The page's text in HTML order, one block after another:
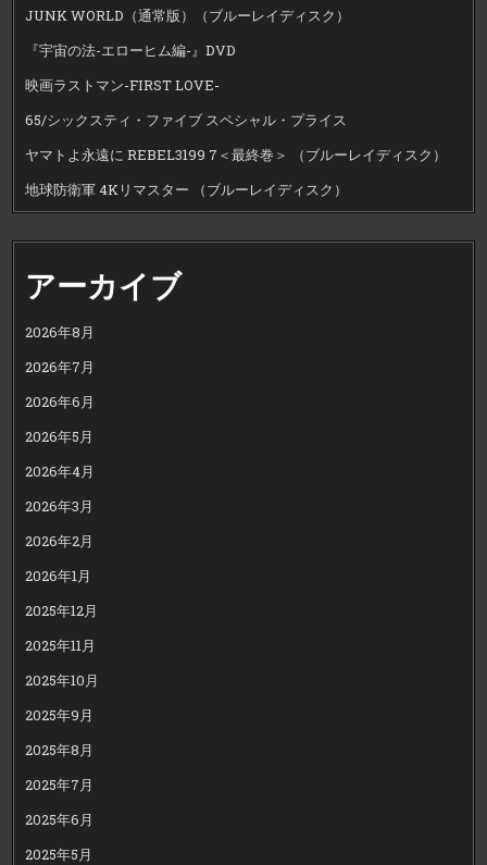
JUNK WORLD（通常版）（ブルーレイディスク）
『宇宙の法-エローヒム編-』DVD
映画ラストマン-FIRST LOVE-
65/シックスティ・ファイブ スペシャル・プライス
ヤマトよ永遠に REBEL3199 7＜最終巻＞ （ブルーレイディスク）
地球防衛軍 4Kリマスター （ブルーレイディスク）
アーカイブ
2026年8月
2026年7月
2026年6月
2026年5月
2026年4月
2026年3月
2026年2月
2026年1月
2025年12月
2025年11月
2025年10月
2025年9月
2025年8月
2025年7月
2025年6月
2025年5月